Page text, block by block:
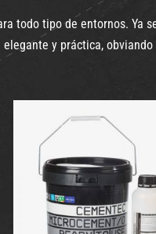
todo tipo de entornos. Ya
y práctica,